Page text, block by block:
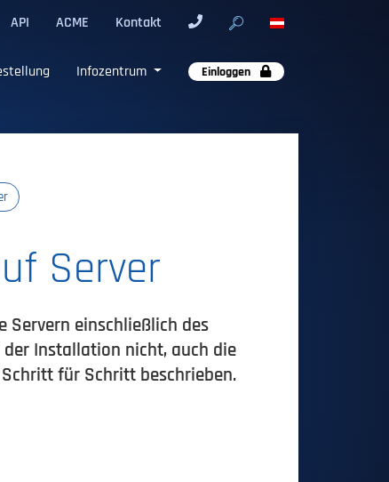
API ACME Kontakt
Infozentrum Einloggen
Server
Servern einschließlich des
der Installation nicht, auch die
für Schritt beschrieben.